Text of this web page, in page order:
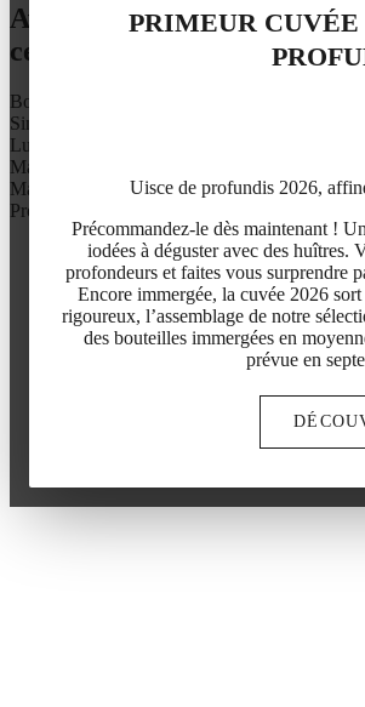
PRIMEUR CUVÉE
Uisce de profundis 2026,
Précommandez-le dès maintenant !
iodées à déguster avec des huîtres.
profondeurs et faites vous surprendre
Encore immergée, la cuvée 2026
rigoureux, l’assemblage de notre
des bouteilles immergées en
prévue en
Avec quelle personnalité
ce whisky ?
Boris Vian
Simone de Beauvoir
Lucchini
Marguerite Duras
Ma séléction
Profile aromatique